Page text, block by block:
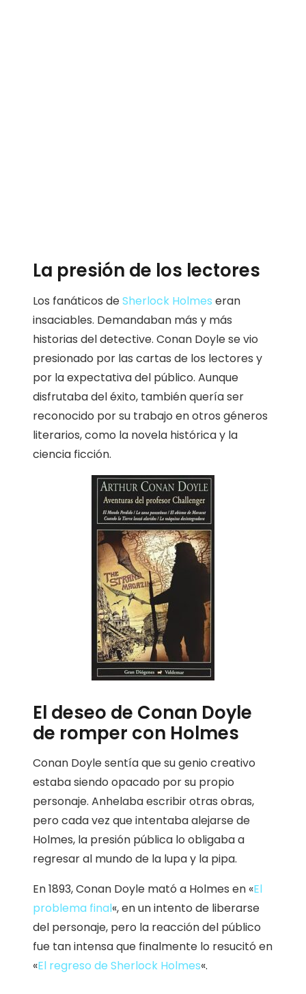
La presión de los lectores
Los fanáticos deSherlock Holmes eran
insaciables. Demandaban más y más
historias del detective. Conan Doyle se vio
presionado por las cartas de los lectores y
por la expectativa del público. Aunque
disfrutaba del éxito, también quería ser
reconocido por su trabajo en otros géneros
literarios, como la novela histórica y la
ciencia ficción.
El deseo de Conan Doyle
de romper con Holmes
Conan Doyle sentía que su genio creativo
estaba siendo opacado por su propio
personaje. Anhelaba escribir otras obras,
pero cada vez que intentaba alejarse de
Holmes, la presión pública lo obligaba a
regresar al mundo de la lupa y la pipa.
En 1893, Conan Doyle mató a Holmes en «El
problema final«, en un intento de liberarse
del personaje, pero la reacción del público
fue tan intensa que finalmente lo resucitó en
«El regreso de Sherlock Holmes«.